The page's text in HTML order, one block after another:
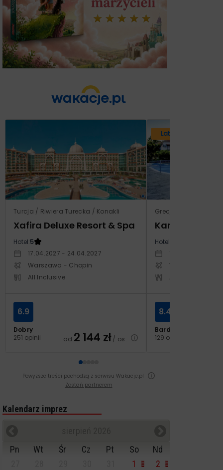
Turcja / Riwiera Turecka / Konakli
Xafira Deluxe Resort & Spa
Hotel:5
17.04.2027 - 24.04.2027
Warszawa - Chopin
All Inclusive
Dobry
251 opinii
6.9
od 2 144 zł/ os.
Lato 2026
Grecja / Samos /
Kampos
Hotel:
Warszawa -
Bardzo dobry
129 opinii
8.4
Powyższe treści pochodzą z serwisu Wakacje.pl
Zostań partnerem
Kalendarz imprez
Pn
Wt Śr Cz Pt So
Nd
1
2